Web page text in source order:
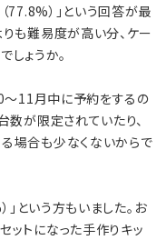
77.8%）」という回答が最
も難易度が高い分、ケー
ょうか。
〜11月中に予約をするの
数が限定されていたり、
場合も少なくないからで
という方もいました。お
ットになった手作りキッ